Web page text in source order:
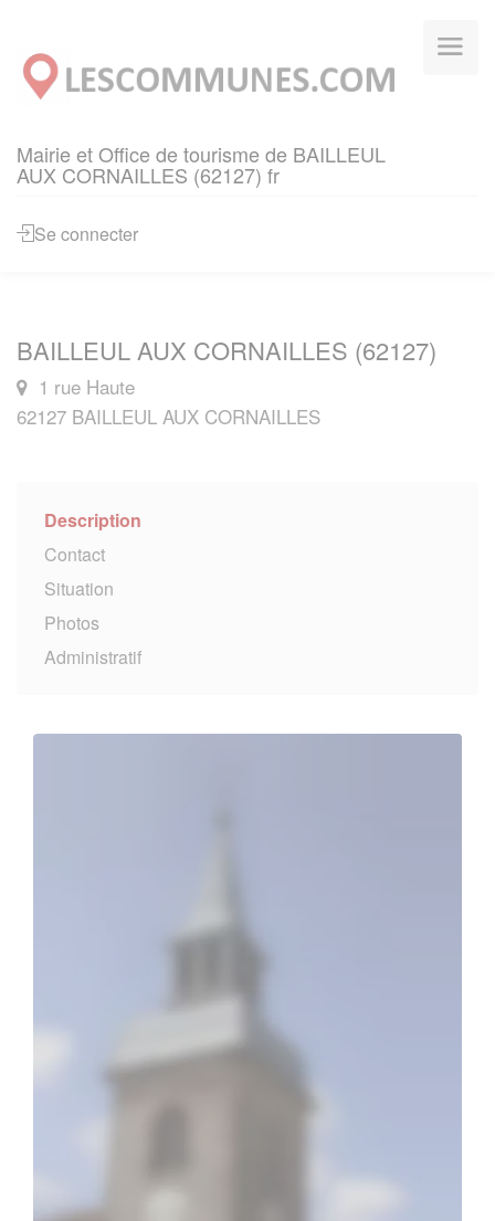
Mairie et Office de tourisme de BAILLEUL
AUX CORNAILLES (62127) fr
Se connecter
BAILLEUL AUX CORNAILLES (62127)
1 rue Haute
62127 BAILLEUL AUX CORNAILLES
Description
Contact
Situation
Photos
Administratif